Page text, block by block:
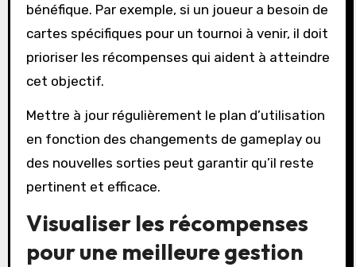
bénéfique. Par exemple, si un joueur a besoin de
cartes spécifiques pour un tournoi à venir, il doit
prioriser les récompenses qui aident à atteindre
cet objectif.
Mettre à jour régulièrement le plan d’utilisation
en fonction des changements de gameplay ou
des nouvelles sorties peut garantir qu’il reste
pertinent et efficace.
Visualiser les récompenses
pour une meilleure gestion